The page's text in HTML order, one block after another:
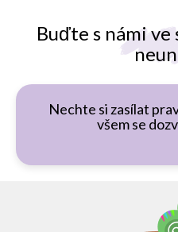
Buďte s námi ve
Nechte si zasílat
všem se